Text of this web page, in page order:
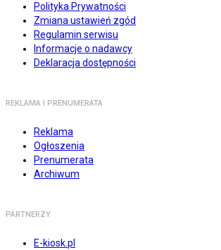
Polityka Prywatności
Zmiana ustawień zgód
Regulamin serwisu
Informacje o nadawcy
Deklaracja dostępności
REKLAMA I PRENUMERATA
Reklama
Ogłoszenia
Prenumerata
Archiwum
PARTNERZY
E-kiosk.pl